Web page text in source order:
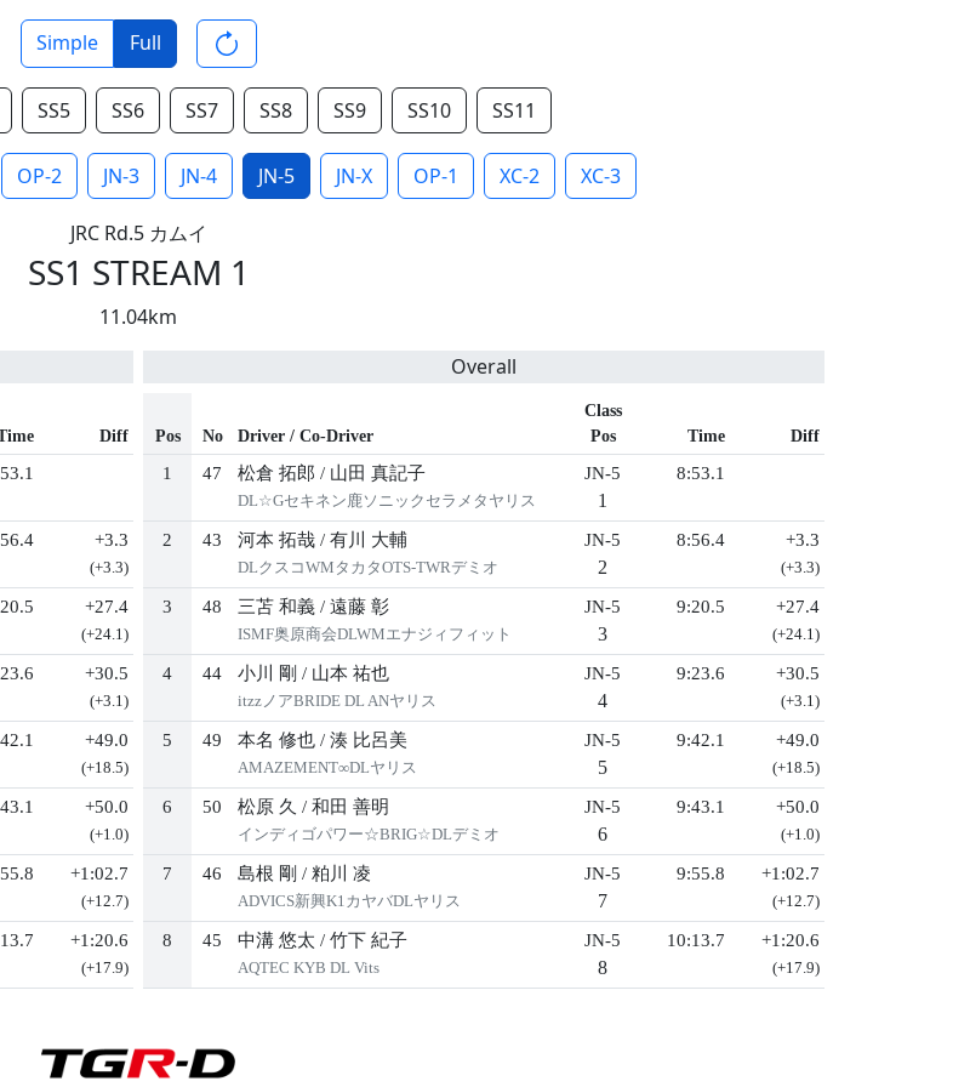
Simple Full
SS5 SS6 SS7 SS8 SS9 SS10 SS11
OP-2 JN-3 JN-4 JN-5 JN-X OP-1 XC-2 XC-3
JRC Rd.5 カムイ
SS1 STREAM 1
11.04km
Diff
+3.3
(+3.3)
+27.4
(+24.1)
+30.5
(+3.1)
+49.0
(+18.5)
+50.0
(+1.0)
+1:02.7
(+12.7)
+1:20.6
(+17.9)
Overall
Pos No Driver / Co-Driver
Class
Pos
Time Diff
1 47 松倉 拓郎 / 山田 真記子
DL☆Gセキネン鹿ソニックセラメタヤリス
JN-5
1
8:53.1
2 43 河本 拓哉 / 有川 大輔
DLクスコWMタカタOTS-TWRデミオ
JN-5
2
8:56.4 +3.3
(+3.3)
3 48 三苫 和義 / 遠藤 彰
ISMF奥原商会DLWMエナジィフィット
JN-5
3
9:20.5 +27.4
(+24.1)
4 44 小川 剛 / 山本 祐也
itzzノアBRIDE DL ANヤリス
JN-5
4
9:23.6 +30.5
(+3.1)
5 49 本名 修也 / 湊 比呂美
AMAZEMENT∞DLヤリス
JN-5
5
9:42.1 +49.0
(+18.5)
6 50 松原 久 / 和田 善明
インディゴパワー☆BRIG☆DLデミオ
JN-5
6
9:43.1 +50.0
(+1.0)
7 46 島根 剛 / 粕川 凌
ADVICS新興K1カヤバDLヤリス
JN-5
7
9:55.8 +1:02.7
(+12.7)
8 45 中溝 悠太 / 竹下 紀子
AQTEC KYB DL Vits
JN-5
8
10:13.7 +1:20.6
(+17.9)